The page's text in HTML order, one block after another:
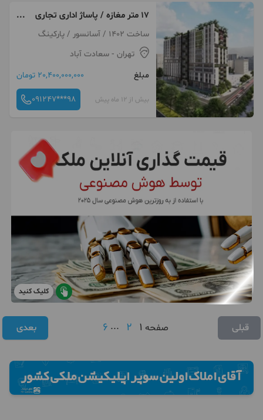
۱۷ متر مغازه / پاساژ اداری تجاری
استاروست
ساخت 1402 / آسانسور / پارکینگ
تهران - سعادت آباد
مبلغ
20,400,000,000 تومان
بیش از 12 ماه پیش 091247***98
کلیک کنید
قبلی صفحه 1
2
...
6 بعدی